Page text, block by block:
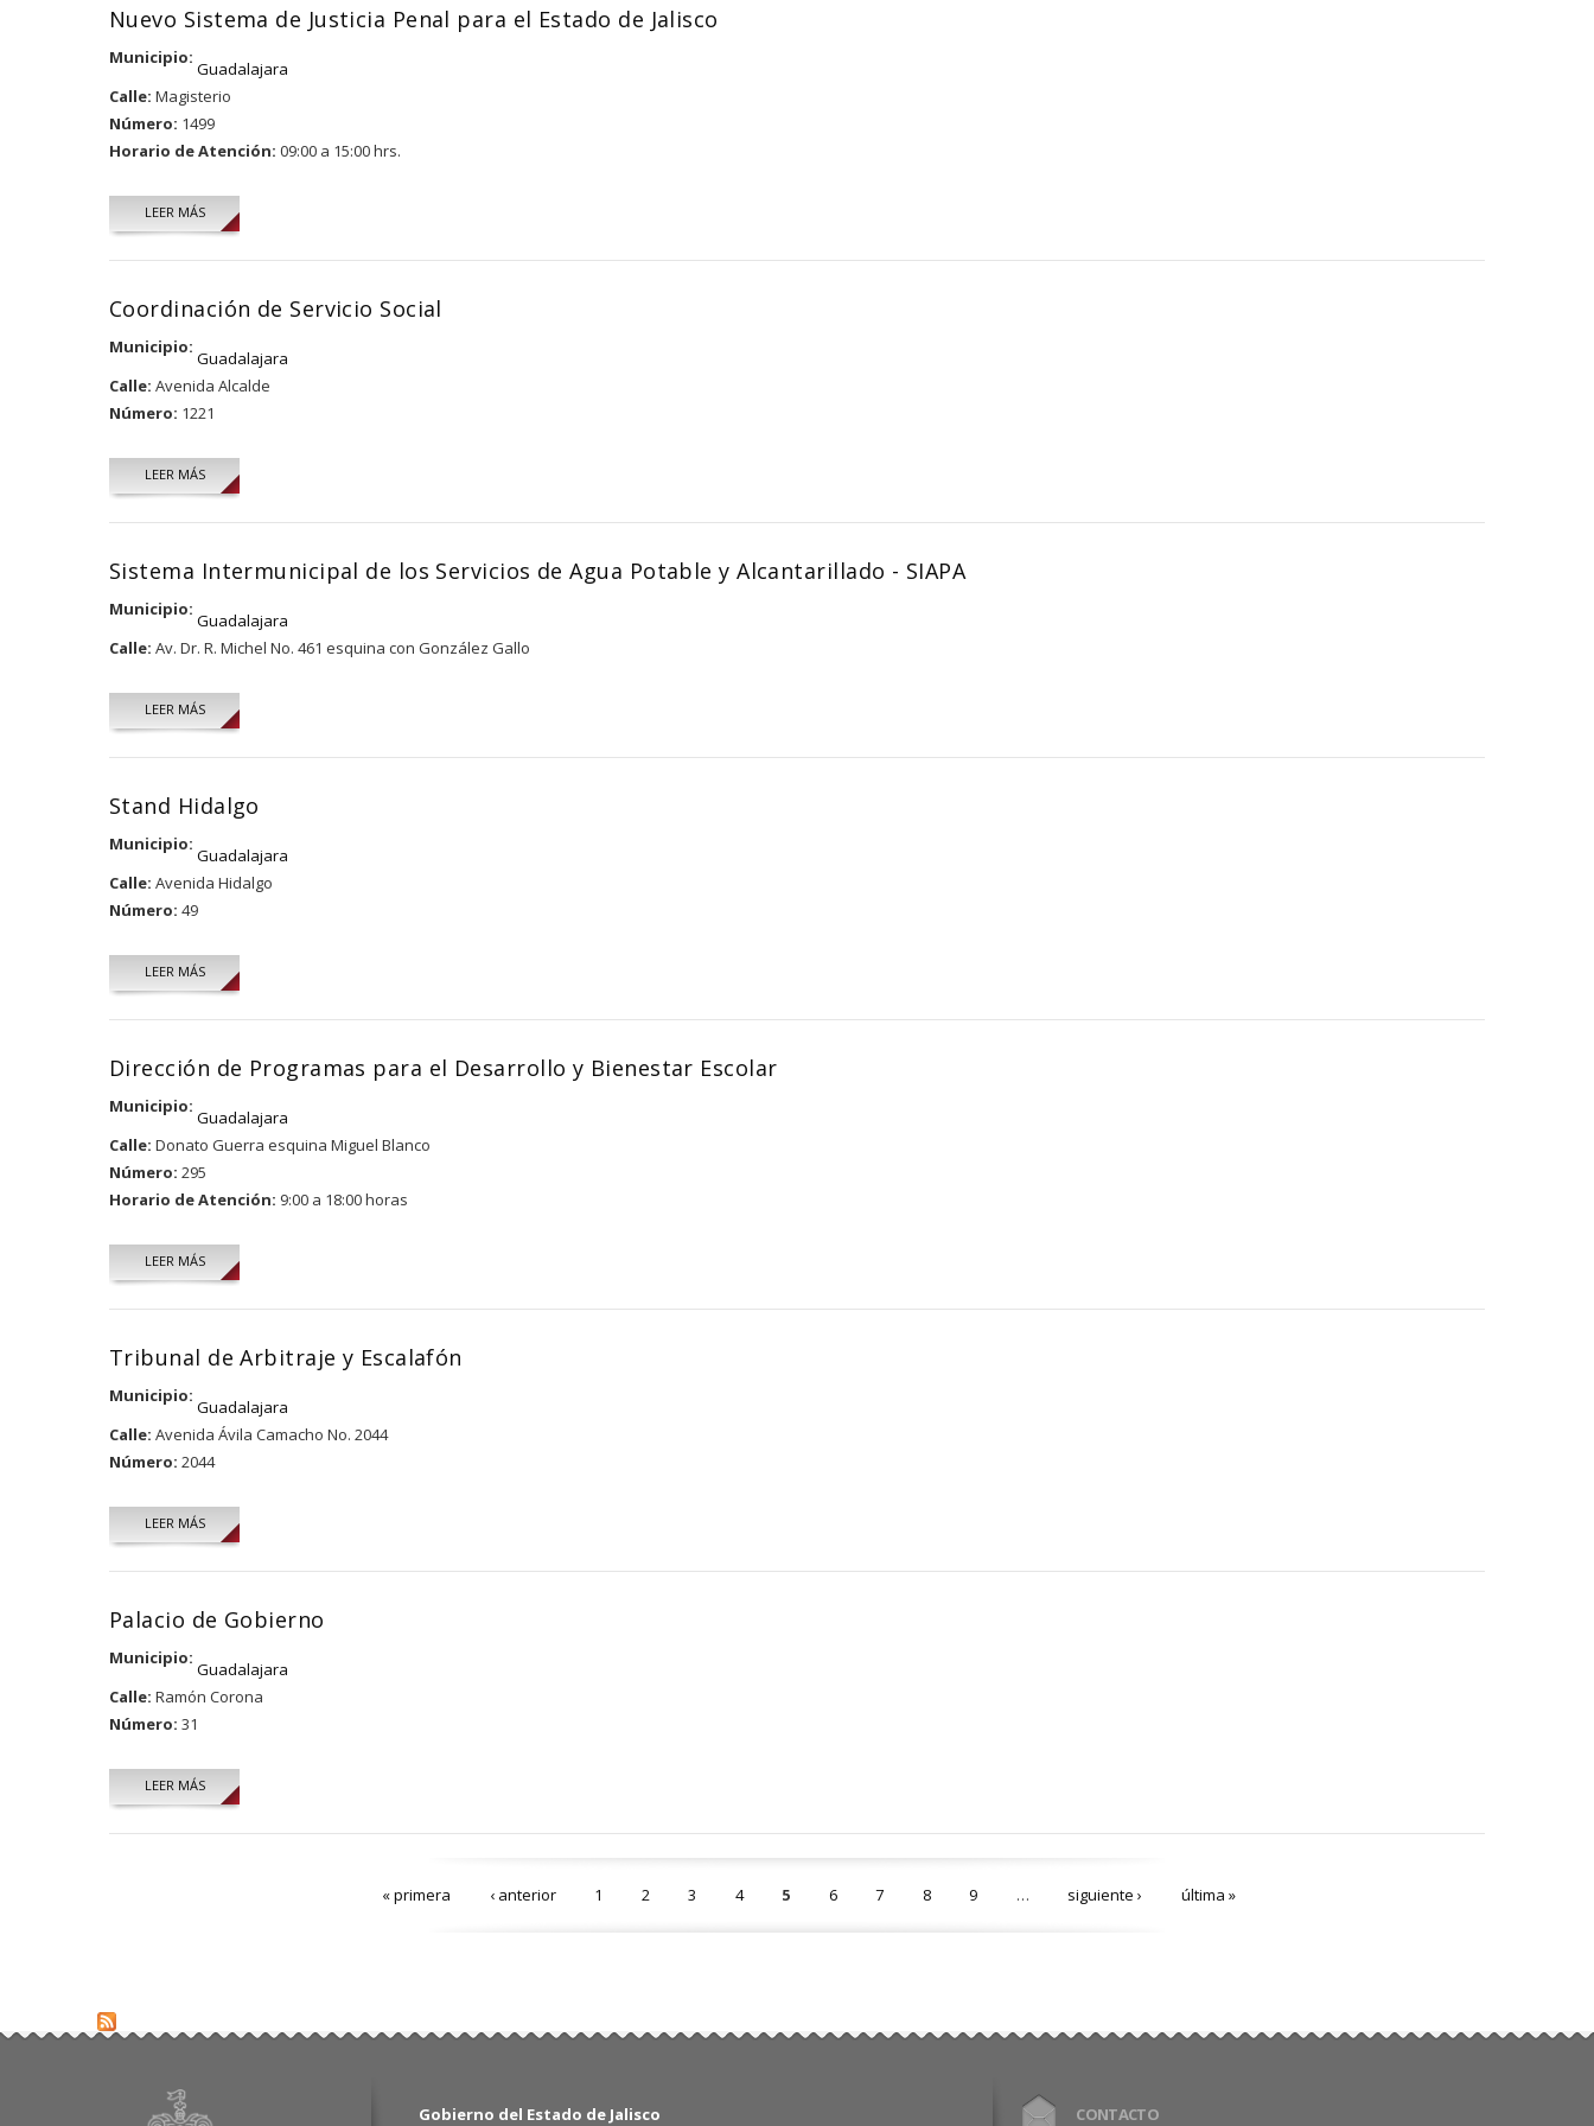
Nuevo Sistema de Justicia Penal para el Estado de Jalisco
Municipio:
Guadalajara
Calle: Magisterio
Número: 1499
Horario de Atención: 09:00 a 15:00 hrs.
LEER MÁS
Coordinación de Servicio Social
Municipio:
Guadalajara
Calle: Avenida Alcalde
Número: 1221
LEER MÁS
Sistema Intermunicipal de los Servicios de Agua Potable y Alcantarillado - SIAPA
Municipio:
Guadalajara
Calle: Av. Dr. R. Michel No. 461 esquina con González Gallo
LEER MÁS
Stand Hidalgo
Municipio:
Guadalajara
Calle: Avenida Hidalgo
Número: 49
LEER MÁS
Dirección de Programas para el Desarrollo y Bienestar Escolar
Municipio:
Guadalajara
Calle: Donato Guerra esquina Miguel Blanco
Número: 295
Horario de Atención: 9:00 a 18:00 horas
LEER MÁS
Tribunal de Arbitraje y Escalafón
Municipio:
Guadalajara
Calle: Avenida Ávila Camacho No. 2044
Número: 2044
LEER MÁS
Palacio de Gobierno
Municipio:
Guadalajara
Calle: Ramón Corona
Número: 31
LEER MÁS
« primera ‹ anterior 1 2 3 4 5 6 7 8 9 … siguiente › última »
Gobierno del Estado de Jalisco CONTACTO